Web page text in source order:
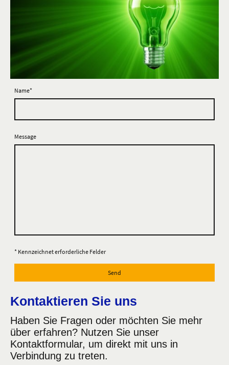
Name*
Message
* Kennzeichnet erforderliche Felder
Send
Kontaktieren Sie uns
Haben Sie Fragen oder möchten Sie mehr
über erfahren? Nutzen Sie unser
Kontaktformular, um direkt mit uns in
Verbindung zu treten.